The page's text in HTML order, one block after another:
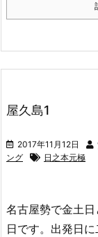
屋久島1
2017年11月12日
ング
日之本元極
名古屋勢で金土
日です。出発日